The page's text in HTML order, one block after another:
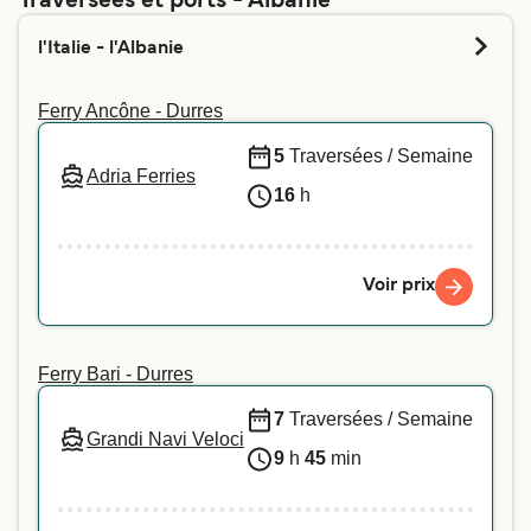
l'Italie - l'Albanie
Ferry Ancône - Durres
Adria Ferries
5 Traversées / Semaine
16 h
Voir prix
Ferry Bari - Durres
Grandi Navi Veloci
7 Traversées / Semaine
9 h 45 min